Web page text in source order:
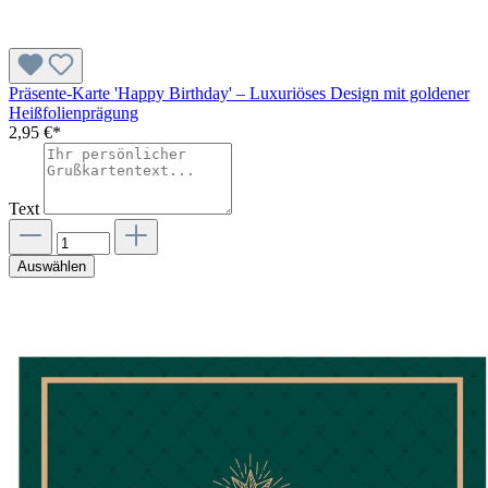
Präsente-Karte 'Happy Birthday' – Luxuriöses Design mit goldener
Heißfolienprägung
2,95 €*
Text
Auswählen